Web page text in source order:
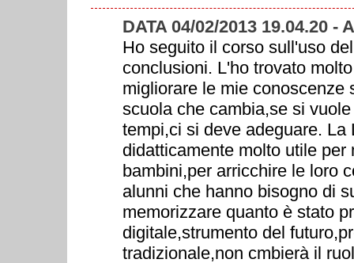
DATA 04/02/2013 19.04.20 -
Ho seguito il corso sull'uso
conclusioni. L'ho trovato
migliorare le mie conoscenze
scuola che cambia,se si
tempi,ci si deve adeguare.
didatticamente molto utile
bambini,per arricchire le loro
alunni che hanno bisogno di
memorizzare quanto è stato
digitale,strumento del
tradizionale,non cmbierà il